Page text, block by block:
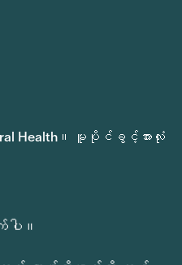
။ မူပိုင်ခွင့်အားလုံး
ါ။